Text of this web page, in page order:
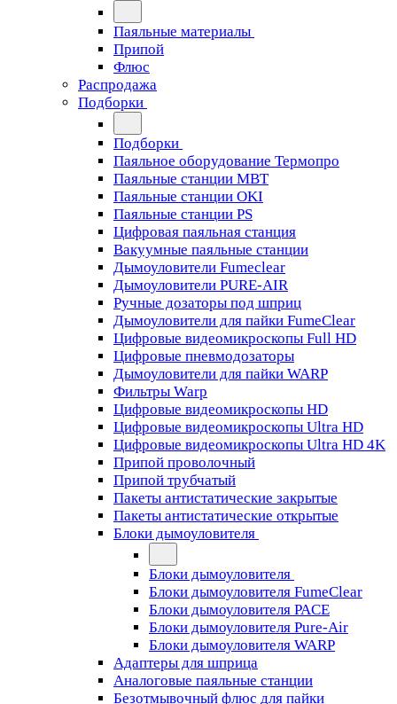
Паяльные материалы
Припой
Флюс
Распродажа
Подборки
Подборки
Паяльное оборудование Термопро
Паяльные станции MBT
Паяльные станции OKI
Паяльные станции PS
Цифровая паяльная станция
Вакуумные паяльные станции
Дымоуловители Fumeclear
Дымоуловители PURE-AIR
Ручные дозаторы под шприц
Дымоуловители для пайки FumeClear
Цифровые видеомикроскопы Full HD
Цифровые пневмодозаторы
Дымоуловители для пайки WARP
Фильтры Warp
Цифровые видеомикроскопы HD
Цифровые видеомикроскопы Ultra HD
Цифровые видеомикроскопы Ultra HD 4K
Припой проволочный
Припой трубчатый
Пакеты антистатические закрытые
Пакеты антистатические открытые
Блоки дымоуловителя
Блоки дымоуловителя
Блоки дымоуловителя FumeClear
Блоки дымоуловителя PACE
Блоки дымоуловителя Pure-Air
Блоки дымоуловителя WARP
Адаптеры для шприца
Аналоговые паяльные станции
Безотмывочный флюс для пайки